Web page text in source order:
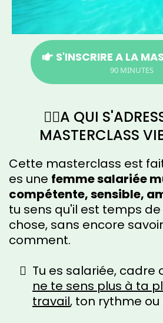
S'INSCRIRE A LA
90 MINUTES
🧘‍♀️A QUI
MASTERCLASS
Cette masterclass est
es une femme salariée
compétente, sensible,
tu sens qu'il est temps
chose, sans encore
comment.
Tu es salariée, cadre
ne te sens plus à ta
travail, ton rythme